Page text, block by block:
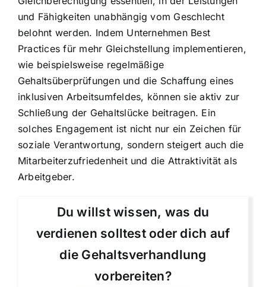
und Fähigkeiten unabhängig vom Geschlecht
belohnt werden. Indem Unternehmen Best
Practices für mehr Gleichstellung implementieren,
wie beispielsweise regelmäßige
Gehaltsüberprüfungen und die Schaffung eines
inklusiven Arbeitsumfeldes, können sie aktiv zur
Schließung der Gehaltslücke beitragen. Ein
solches Engagement ist nicht nur ein Zeichen für
soziale Verantwortung, sondern steigert auch die
Mitarbeiterzufriedenheit und die Attraktivität als
Arbeitgeber.
Du willst wissen, was du
verdienen solltest oder dich auf
die Gehaltsverhandlung
vorbereiten?